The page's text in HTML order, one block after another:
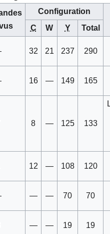
Configuration
C
W Y
Total
32 21 237 290
16 — 149 165
8 — 125 133
12 — 108 120
— — 70 70
— — 19 19